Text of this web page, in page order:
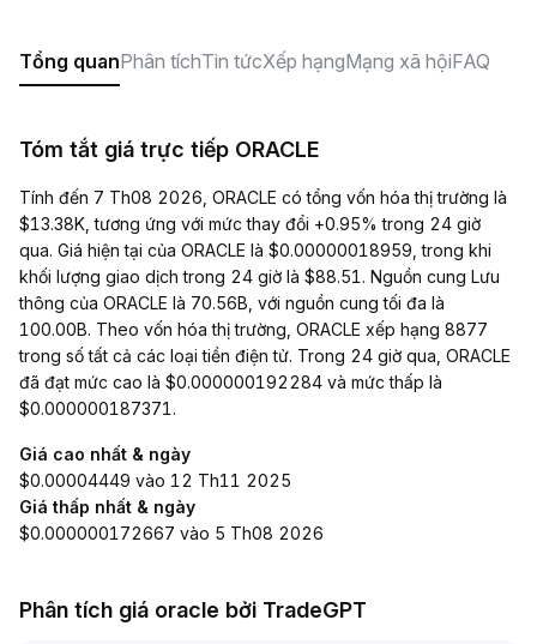
Tổng quanPhân tíchTin tứcXếp hạngMạng xã hộiFAQ
Tóm tắt giá trực tiếp ORACLE
Tính đến 7 Th08 2026, ORACLE có tổng vốn hóa thị trường là
$13.38K, tương ứng với mức thay đổi +0.95% trong 24 giờ
qua. Giá hiện tại của ORACLE là $0.00000018959, trong khi
khối lượng giao dịch trong 24 giờ là $88.51. Nguồn cung Lưu
thông của ORACLE là 70.56B, với nguồn cung tối đa là
100.00B. Theo vốn hóa thị trường, ORACLE xếp hạng 8877
trong số tất cả các loại tiền điện tử. Trong 24 giờ qua, ORACLE
đã đạt mức cao là $0.000000192284 và mức thấp là
$0.000000187371.
Giá cao nhất & ngày
$0.00004449 vào 12 Th11 2025
Giá thấp nhất & ngày
$0.000000172667 vào 5 Th08 2026
Phân tích giá oracle bởi TradeGPT